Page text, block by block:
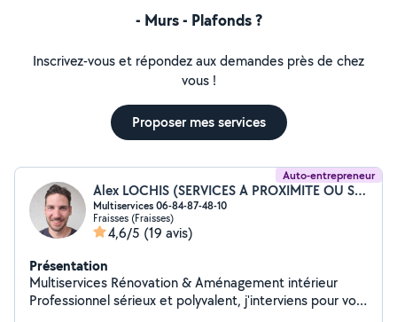
- Murs - Plafonds ?
Inscrivez-vous et répondez aux demandes près de chez
vous !
Proposer mes services
Auto-entrepreneur
Alex LOCHIS (SERVICES A PROXIMITE OU SAP)
Multiservices 06-84-87-48-10
Fraisses (Fraisses)
4,6/5 (19 avis)
Présentation
Multiservices Rénovation & Aménagement intérieur
Professionnel sérieux et polyvalent, j'interviens pour vos